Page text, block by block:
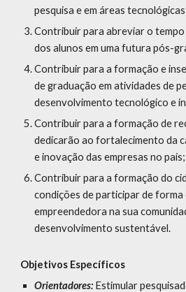
pesquisa e em áreas
Contribuir para abreviar o tempo
dos alunos em uma futura pós-
Contribuir para a formação e
de graduação em atividades de
desenvolvimento tecnológico e
Contribuir para a formação de
dedicarão ao fortalecimento da
e inovação das empresas no país;
Contribuir para a formação do
condições de participar de
empreendedora na sua
desenvolvimento sustentável.
Objetivos Específicos
Orientadores: Estimular